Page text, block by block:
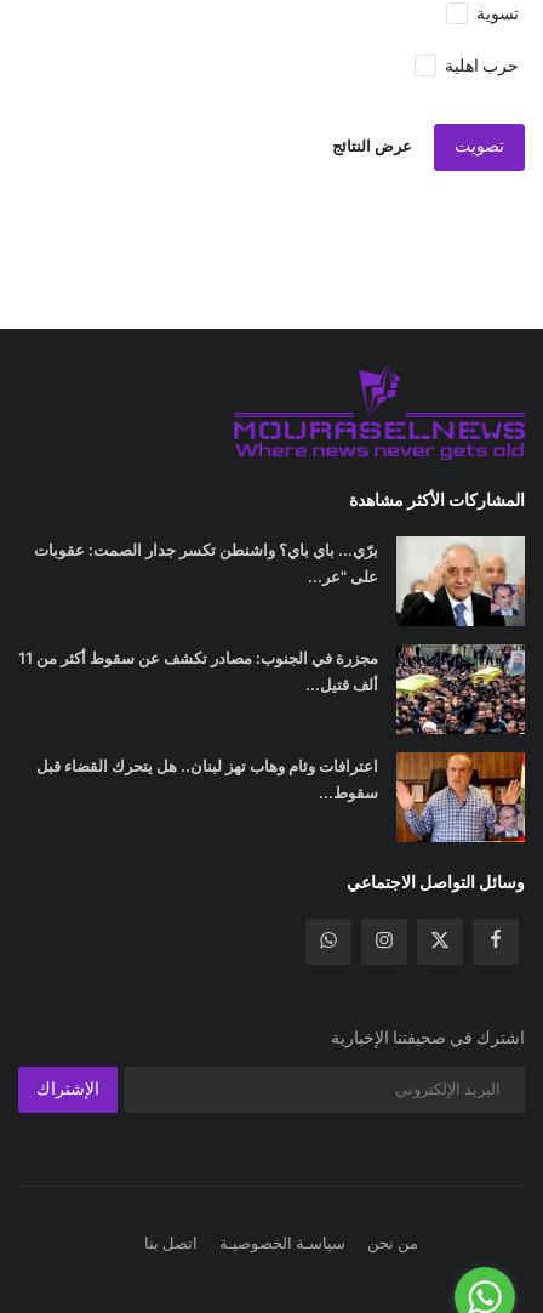
تسوية
حرب اهلية
تصويت عرض النتائج
المشاركات الأكثر مشاهدة
برّي... باي باي؟ واشنطن تكسر جدار الصمت: عقوبات
على "عر...
مجزرة في الجنوب: مصادر تكشف عن سقوط أكثر من 11
ألف قتيل...
اعترافات وئام وهاب تهز لبنان.. هل يتحرك القضاء قبل
سقوط...
وسائل التواصل الاجتماعي
اشترك في صحيفتنا الإخبارية
الإشتراك
من نحن سياسـة الخصوصيـة اتصل بنا